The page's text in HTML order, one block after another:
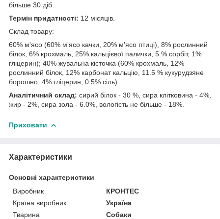
більше 30 діб.
Термін придатності: 12 місяців.
Склад товару:
60% м'ясо (60% м'ясо качки, 20% м'ясо птиці), 8% рослинний
білок, 6% крохмаль, 25% кальцієвої палички, 5 % сорбіт, 1%
гліцерин); 40% жувальна кісточка (60% крохмаль, 12%
рослинний білок, 12% карбонат кальцію, 11.5 % кукурудзяне
борошно, 4% гліцерин, 0.5% сіль)
Аналітичний склад: сирий білок - 30 %, сира клітковина - 4%,
жир - 2%, сира зола - 6.0%, вологість не більше - 18%.
Приховати
Характеристики
Основні характеристики
Виробник
КРОНТЕС
Країна виробник
Україна
Тварина
Собаки